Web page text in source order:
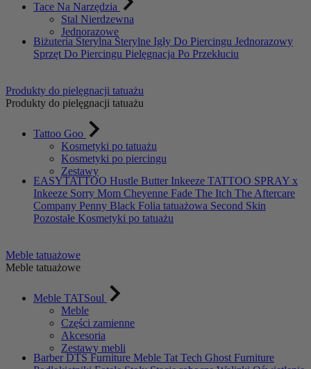
Tace Na Narzędzia
Stal Nierdzewna
Jednorazowe
Biżuteria Sterylna Sterylne Igły Do Piercingu Jednorazowy
Sprzęt Do Piercingu Pielęgnacja Po Przekłuciu
Produkty do pielęgnacji tatuażu
Produkty do pielęgnacji tatuażu
Tattoo Goo
Kosmetyki po tatuażu
Kosmetyki po piercingu
Zestawy
EASYTATTOO Hustle Butter Inkeeze TATTOO SPRAY x
Inkeeze Sorry Mom Cheyenne Fade The Itch The Aftercare
Company Penny Black Folia tatuażowa Second Skin
Pozostałe Kosmetyki po tatuażu
Meble tatuażowe
Meble tatuażowe
Meble TATSoul
Meble
Części zamienne
Akcesoria
Zestawy mebli
Barber DTS Furniture Meble Tat Tech Ghost Furniture